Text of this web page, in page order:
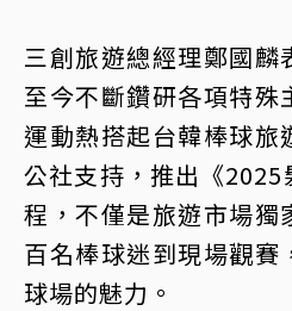
三創旅遊總經理鄭國麟
至今不斷鑽研各項特殊
運動熱搭起台韓棒球旅
公社支持，推出《
程，不僅是旅遊市場獨
百名棒球迷到現場觀賽
球場的魅力。